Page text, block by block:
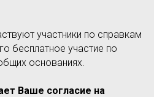
участники по справкам
бесплатное участие по
основаниях.
Ваше согласие на